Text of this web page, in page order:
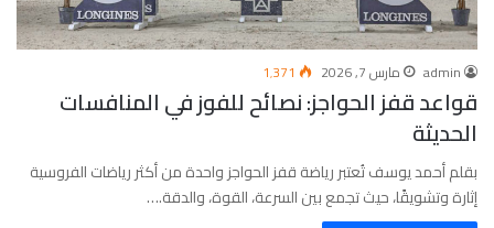
admin مارس 7, 2026 1٬371
قواعد قفز الحواجز: نصائح للفوز في المنافسات
الحديثة
بقلم أحمد يوسف تُعتبر رياضة قفز الحواجز واحدة من أكثر رياضات الفروسية
إثارة وتشويقًا، حيث تجمع بين السرعة، القوة، والدقة.…